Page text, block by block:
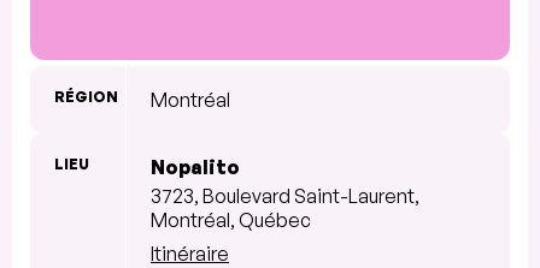
RÉGION Montréal
LIEU
Nopalito
3723, Boulevard Saint-Laurent,
Montréal, Québec
Itinéraire